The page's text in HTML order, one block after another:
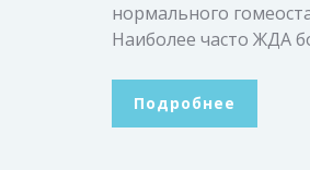
нормального
Наиболее часто ЖДА
Подробнее